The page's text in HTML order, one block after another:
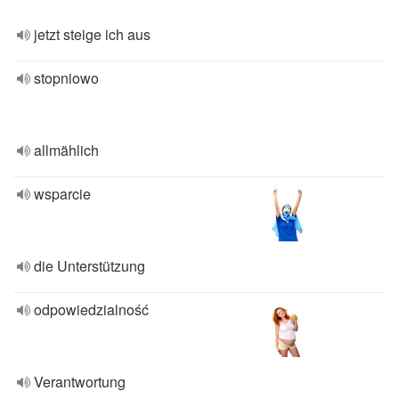
jetzt steige ich aus
stopniowo
allmählich
wsparcie
die Unterstützung
odpowiedzialność
Verantwortung